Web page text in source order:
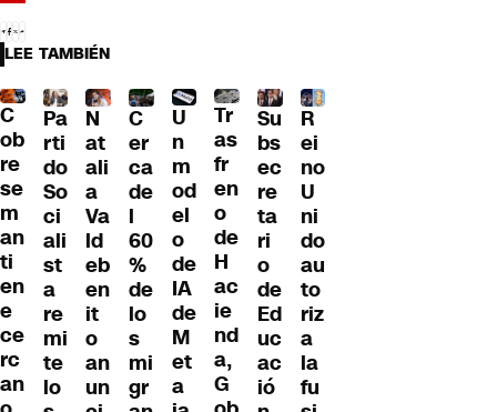
LEE TAMBIÉN
C
ob
re
se
m
an
ti
en
e
ce
rc
an
Pa
rti
do
So
ci
ali
st
a
re
mi
te
lo
N
at
ali
a
Va
ld
eb
en
it
o
an
un
C
er
ca
de
l
60
%
de
lo
s
mi
gr
U
n
m
od
el
o
de
IA
de
M
et
a
Tr
as
fr
en
o
de
H
ac
ie
nd
a,
G
Su
bs
ec
re
ta
ri
o
de
Ed
uc
ac
ió
R
ei
no
U
ni
do
au
to
riz
a
la
fu